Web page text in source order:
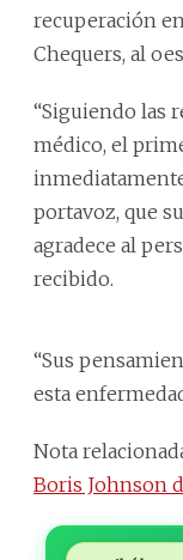
recuperación
Chequers, al
“Siguiendo las
médico, el
portavoz, que
agradece al
recibido.
“Sus
esta
Nota
Boris Johnson